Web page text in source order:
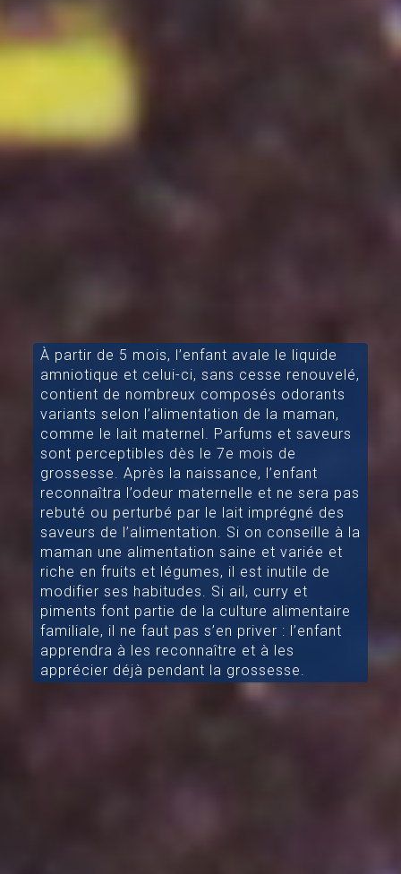
À partir de 5 mois, l’enfant avale le liquide
amniotique et celui-ci, sans cesse renouvelé,
contient de nombreux composés odorants
variants selon l’alimentation de la maman,
comme le lait maternel. Parfums et saveurs
sont perceptibles dès le 7e mois de
grossesse. Après la naissance, l’enfant
reconnaîtra l’odeur maternelle et ne sera pas
rebuté ou perturbé par le lait imprégné des
saveurs de l’alimentation. Si on conseille à la
maman une alimentation saine et variée et
riche en fruits et légumes, il est inutile de
modifier ses habitudes. Si ail, curry et
piments font partie de la culture alimentaire
familiale, il ne faut pas s’en priver : l’enfant
apprendra à les reconnaître et à les
apprécier déjà pendant la grossesse.